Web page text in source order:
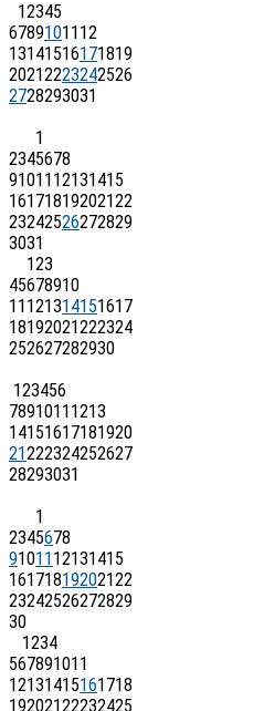
12345
67891011 12
13141516171819
20212223242526
2728293031
1
2345678
91011 12131415
16171819202122
23242526272829
3031
123
45678910
11 121314151617
18192021222324
252627282930
123456
7891011 1213
14151617181920
21222324252627
28293031
1
2345678
91011 12131415
16171819202122
23242526272829
30
1234
567891011
12131415161718
19202122232425